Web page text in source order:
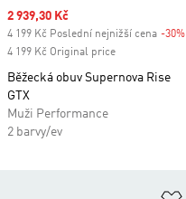
Sale price
2 939,30 Kč
4 199 Kč Poslední nejnižší cena -30%
4 199 Kč Original price
Běžecká obuv Supernova Rise
GTX
Muži Performance
2 barvy/ev